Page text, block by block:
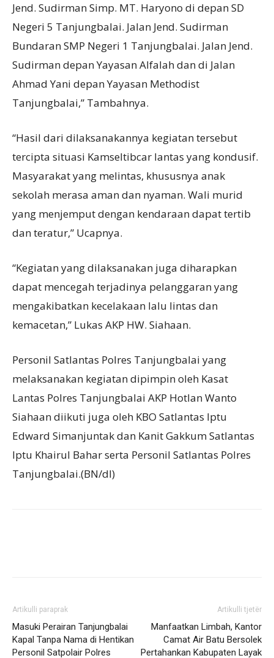
Jend. Sudirman Simp. MT. Haryono di depan SD
Negeri 5 Tanjungbalai. Jalan Jend. Sudirman
Bundaran SMP Negeri 1 Tanjungbalai. Jalan Jend.
Sudirman depan Yayasan Alfalah dan di Jalan
Ahmad Yani depan Yayasan Methodist
Tanjungbalai,” Tambahnya.
“Hasil dari dilaksanakannya kegiatan tersebut
tercipta situasi Kamseltibcar lantas yang kondusif.
Masyarakat yang melintas, khususnya anak
sekolah merasa aman dan nyaman. Wali murid
yang menjemput dengan kendaraan dapat tertib
dan teratur,” Ucapnya.
“Kegiatan yang dilaksanakan juga diharapkan
dapat mencegah terjadinya pelanggaran yang
mengakibatkan kecelakaan lalu lintas dan
kemacetan,” Lukas AKP HW. Siahaan.
Personil Satlantas Polres Tanjungbalai yang
melaksanakan kegiatan dipimpin oleh Kasat
Lantas Polres Tanjungbalai AKP Hotlan Wanto
Siahaan diikuti juga oleh KBO Satlantas Iptu
Edward Simanjuntak dan Kanit Gakkum Satlantas
Iptu Khairul Bahar serta Personil Satlantas Polres
Tanjungbalai.(BN/dl)
Artikulli paraprak
Masuki Perairan Tanjungbalai
Kapal Tanpa Nama di Hentikan
Personil Satpolair Polres
Artikulli tjetër
Manfaatkan Limbah, Kantor
Camat Air Batu Bersolek
Pertahankan Kabupaten Layak